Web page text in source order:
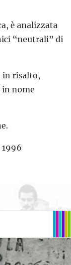
è analizzata
“neutrali” di
in risalto,
nome